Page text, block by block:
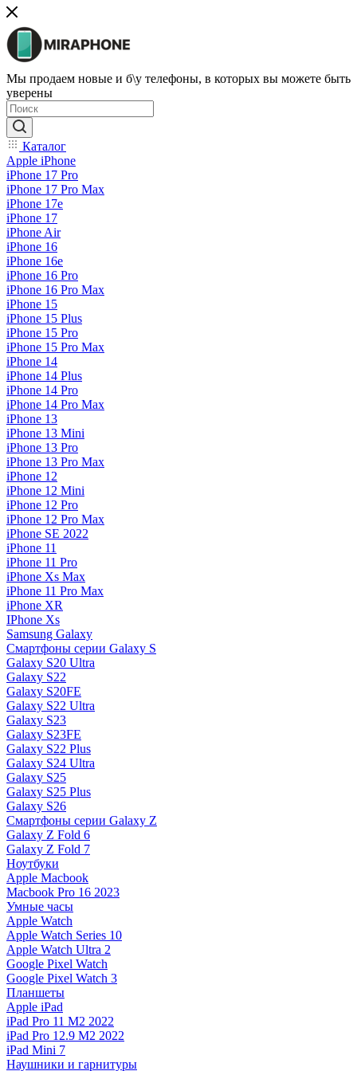
Мы продаем новые и б\у телефоны, в которых вы можете быть
уверены
Каталог
Apple iPhone
iPhone 17 Pro
iPhone 17 Pro Max
iPhone 17e
iPhone 17
iPhone Air
iPhone 16
iPhone 16e
iPhone 16 Pro
iPhone 16 Pro Max
iPhone 15
iPhone 15 Plus
iPhone 15 Pro
iPhone 15 Pro Max
iPhone 14
iPhone 14 Plus
iPhone 14 Pro
iPhone 14 Pro Max
iPhone 13
iPhone 13 Mini
iPhone 13 Pro
iPhone 13 Pro Max
iPhone 12
iPhone 12 Mini
iPhone 12 Pro
iPhone 12 Pro Max
iPhone SE 2022
iPhone 11
iPhone 11 Pro
iPhone Xs Max
iPhone 11 Pro Max
iPhone XR
IPhone Xs
Samsung Galaxy
Смартфоны серии Galaxy S
Galaxy S20 Ultra
Galaxy S22
Galaxy S20FE
Galaxy S22 Ultra
Galaxy S23
Galaxy S23FE
Galaxy S22 Plus
Galaxy S24 Ultra
Galaxy S25
Galaxy S25 Plus
Galaxy S26
Смартфоны серии Galaxy Z
Galaxy Z Fold 6
Galaxy Z Fold 7
Ноутбуки
Apple Macbook
Macbook Pro 16 2023
Умные часы
Apple Watch
Apple Watch Series 10
Apple Watch Ultra 2
Google Pixel Watch
Google Pixel Watch 3
Планшеты
Apple iPad
iPad Pro 11 M2 2022
iPad Pro 12.9 M2 2022
iPad Mini 7
Наушники и гарнитуры